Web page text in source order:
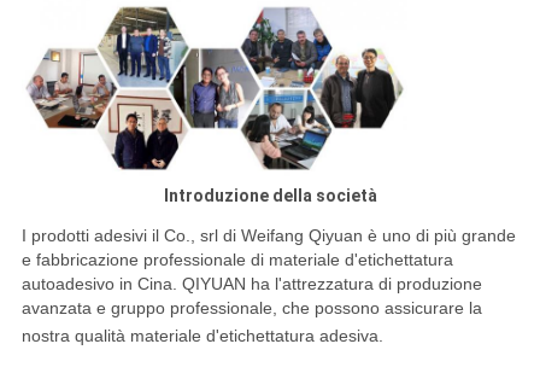
Introduzione della società
I prodotti adesivi il Co., srl di Weifang Qiyuan è uno di più grande
e fabbricazione professionale di materiale d'etichettatura
autoadesivo in Cina. QIYUAN ha l'attrezzatura di produzione
avanzata e gruppo professionale, che possono assicurare la
nostra qualità materiale d'etichettatura adesiva.